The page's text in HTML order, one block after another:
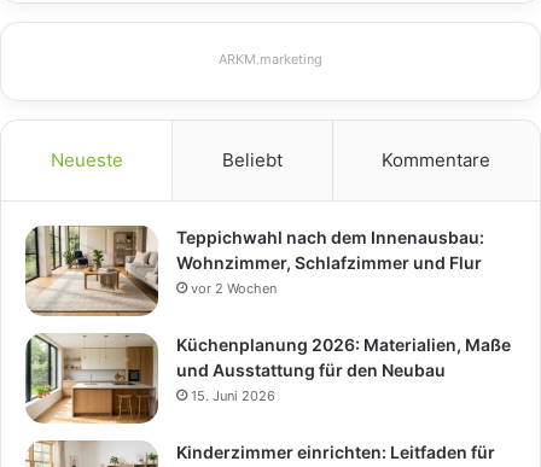
ARKM.marketing
Neueste Beliebt Kommentare
Teppichwahl nach dem Innenausbau:
Wohnzimmer, Schlafzimmer und Flur
vor 2 Wochen
Küchenplanung 2026: Materialien, Maße
und Ausstattung für den Neubau
15. Juni 2026
Kinderzimmer einrichten: Leitfaden für